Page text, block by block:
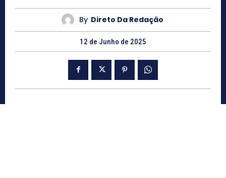
By Direto Da Redação
12 de Junho de 2025